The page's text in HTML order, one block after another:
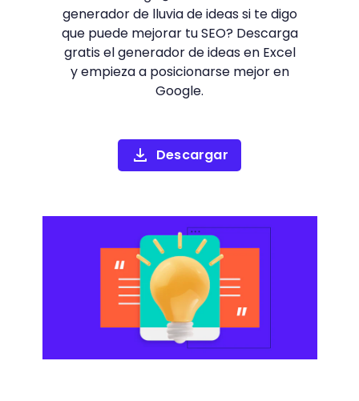
generador de lluvia de ideas si te digo
que puede mejorar tu SEO? Descarga
gratis el generador de ideas en Excel
y empieza a posicionarse mejor en
Google.
Descargar